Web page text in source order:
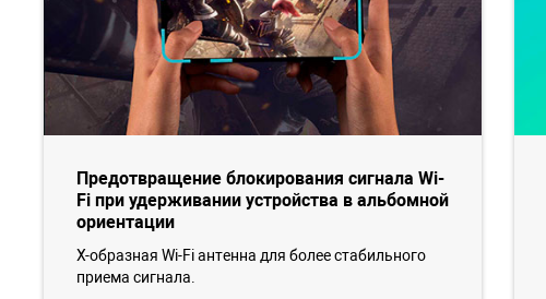
Предотвращение блокирования сигнала Wi-
Fi при удерживании устройства в альбомной
ориентации
X-образная Wi-Fi антенна для более стабильного
приема сигнала.